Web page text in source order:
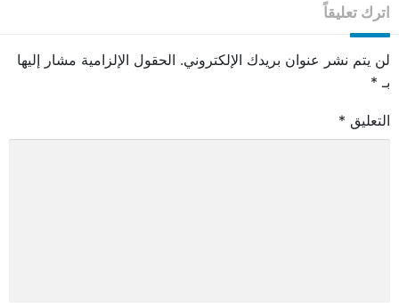
اترك تعليقاً
لن يتم نشر عنوان بريدك الإلكتروني. الحقول الإلزامية مشار إليها
بـ *
التعليق *